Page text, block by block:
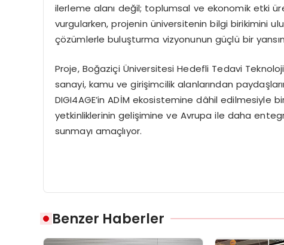
ilerleme alanı değil; toplumsal ve ekonomik etki
vurgularken, projenin üniversitenin bilgi birikimini
çözümlerle buluşturma vizyonunun güçlü bir
Proje, Boğaziçi Üniversitesi Hedefli Tedavi
sanayi, kamu ve girişimcilik alanlarından
DIGI4AGE’in ADİM ekosistemine dâhil edilmesiyle
yetkinliklerinin gelişimine ve Avrupa ile daha
sunmayı amaçlıyor.
Benzer Haberler